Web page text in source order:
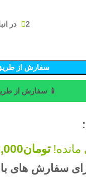
2 در انبار
سفارش از
📱 سفارش از
تومان
های بالای 200 میلیون